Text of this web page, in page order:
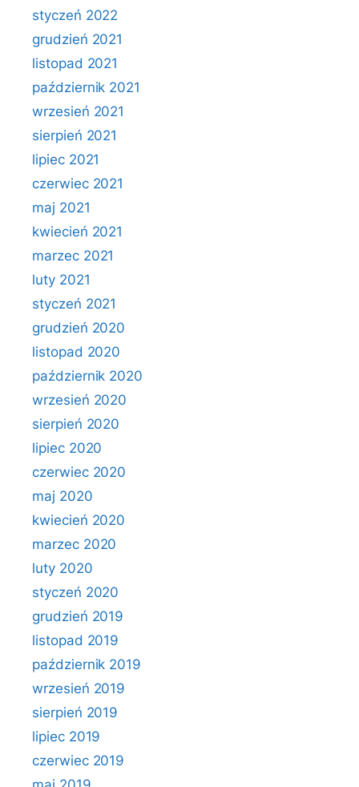
styczeń 2022
grudzień 2021
listopad 2021
październik 2021
wrzesień 2021
sierpień 2021
lipiec 2021
czerwiec 2021
maj 2021
kwiecień 2021
marzec 2021
luty 2021
styczeń 2021
grudzień 2020
listopad 2020
październik 2020
wrzesień 2020
sierpień 2020
lipiec 2020
czerwiec 2020
maj 2020
kwiecień 2020
marzec 2020
luty 2020
styczeń 2020
grudzień 2019
listopad 2019
październik 2019
wrzesień 2019
sierpień 2019
lipiec 2019
czerwiec 2019